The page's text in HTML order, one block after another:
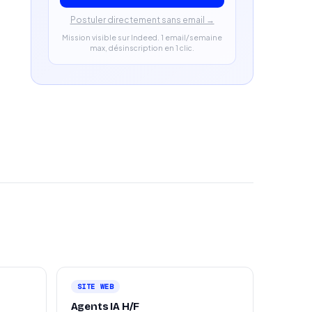
Postuler directement sans email →
Mission visible sur Indeed. 1 email/semaine
max, désinscription en 1 clic.
SITE WEB
Agents IA H/F